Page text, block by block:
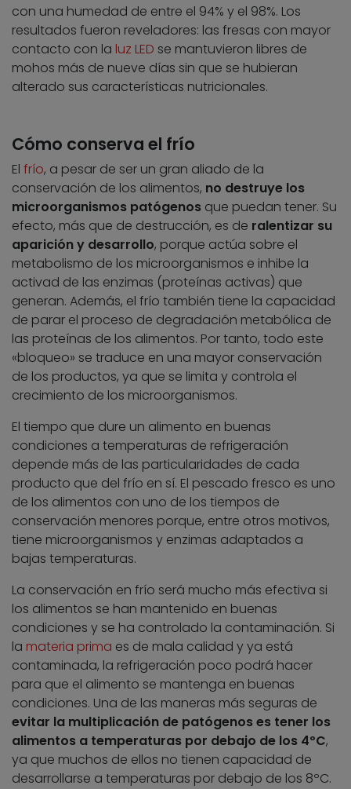
con una humedad de entre el 94% y el 98%. Los
resultados fueron reveladores: las fresas con mayor
contacto con la luz LED se mantuvieron libres de
mohos más de nueve días sin que se hubieran
alterado sus características nutricionales.
Cómo conserva el frío
El frío, a pesar de ser un gran aliado de la
conservación de los alimentos, no destruye los
microorganismos patógenos que puedan tener. Su
efecto, más que de destrucción, es de ralentizar su
aparición y desarrollo, porque actúa sobre el
metabolismo de los microorganismos e inhibe la
activad de las enzimas (proteínas activas) que
generan. Además, el frío también tiene la capacidad
de parar el proceso de degradación metabólica de
las proteínas de los alimentos. Por tanto, todo este
«bloqueo» se traduce en una mayor conservación
de los productos, ya que se limita y controla el
crecimiento de los microorganismos.
El tiempo que dure un alimento en buenas
condiciones a temperaturas de refrigeración
depende más de las particularidades de cada
producto que del frío en sí. El pescado fresco es uno
de los alimentos con uno de los tiempos de
conservación menores porque, entre otros motivos,
tiene microorganismos y enzimas adaptados a
bajas temperaturas.
La conservación en frío será mucho más efectiva si
los alimentos se han mantenido en buenas
condiciones y se ha controlado la contaminación. Si
la materia prima es de mala calidad y ya está
contaminada, la refrigeración poco podrá hacer
para que el alimento se mantenga en buenas
condiciones. Una de las maneras más seguras de
evitar la multiplicación de patógenos es tener los
alimentos a temperaturas por debajo de los 4ºC,
ya que muchos de ellos no tienen capacidad de
desarrollarse a temperaturas por debajo de los 8ºC.